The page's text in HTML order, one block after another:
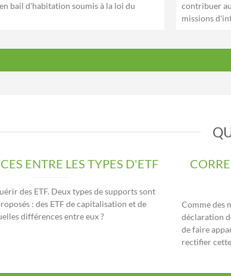
bail d'habitation soumis à la loi du
contribuer
missions
ENTRE LES TYPES D'ETF
des ETF. Deux types de supports sont
: des ETF de capitalisation et de
différences entre eux ?
Comme des
déclaration
de faire
rectifier